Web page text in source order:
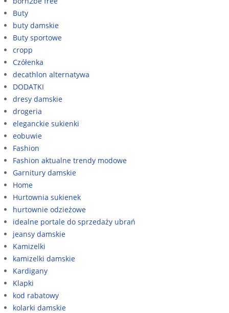
Buty
buty damskie
Buty sportowe
cropp
Czółenka
decathlon alternatywa
DODATKI
dresy damskie
drogeria
eleganckie sukienki
eobuwie
Fashion
Fashion aktualne trendy modowe
Garnitury damskie
Home
Hurtownia sukienek
hurtownie odzieżowe
idealne portale do sprzedaży ubrań
jeansy damskie
Kamizelki
kamizelki damskie
Kardigany
Klapki
kod rabatowy
kolarki damskie